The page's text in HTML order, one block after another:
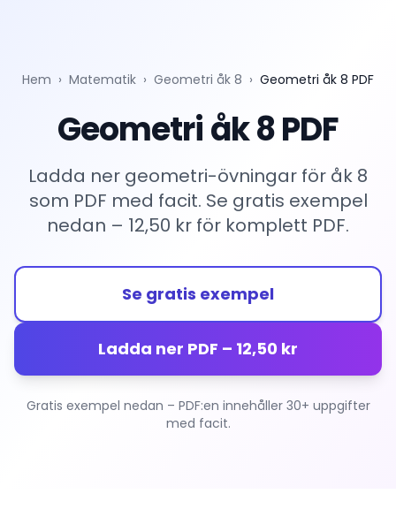
Hem › Matematik › Geometri åk 8 › Geometri åk 8 PDF
Geometri åk 8 PDF
Ladda ner geometri-övningar för åk 8
som PDF med facit. Se gratis exempel
nedan – 12,50 kr för komplett PDF.
Se gratis exempel
Ladda ner PDF – 12,50 kr
Gratis exempel nedan – PDF:en innehåller 30+ uppgifter
med facit.